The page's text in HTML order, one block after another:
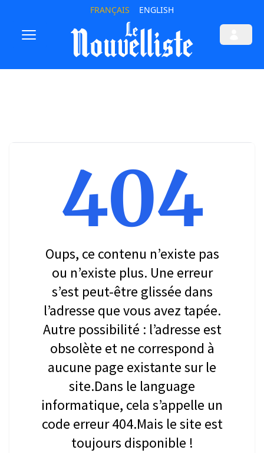
FRANÇAIS ENGLISH
404
Oups, ce contenu n’existe pas
ou n’existe plus. Une erreur
s’est peut-être glissée dans
l’adresse que vous avez tapée.
Autre possibilité : l’adresse est
obsolète et ne correspond à
aucune page existante sur le
site.Dans le language
informatique, cela s’appelle un
code erreur 404.Mais le site est
toujours disponible !